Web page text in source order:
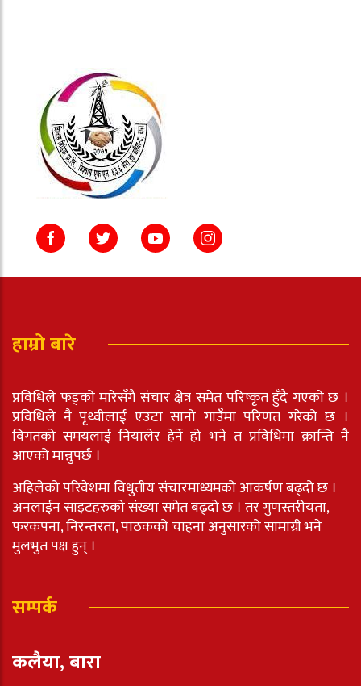
हाम्रो बारे
प्रविधिले फड्को मारेसँगै संचार क्षेत्र समेत परिष्कृत हुँदै गएको छ ।
प्रविधिले नै पृथ्वीलाई एउटा सानो गाउँमा परिणत गरेको छ ।
विगतको समयलाई नियालेर हेर्ने हो भने त प्रविधिमा क्रान्ति नै
आएको मान्नुपर्छ ।
अहिलेको परिवेशमा विधुतीय संचारमाध्यमको आकर्षण बढ्दो छ ।
अनलाईन साइटहरुको संख्या समेत बढ्दो छ । तर गुणस्तरीयता,
फरकपना, निरन्तरता, पाठकको चाहना अनुसारको सामाग्री भने
मुलभुत पक्ष हुन् ।
सम्पर्क
कलैया, बारा